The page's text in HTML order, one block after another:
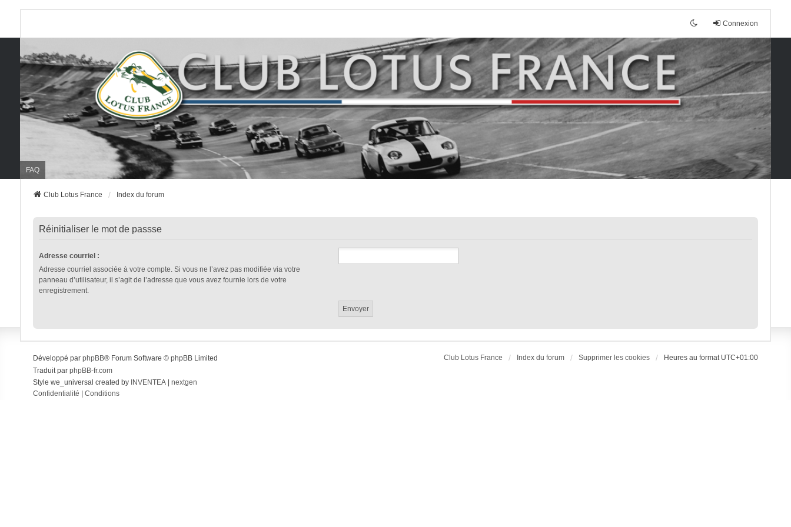
Connexion
FAQ
Club Lotus France Index du forum
Réinitialiser le mot de passse
Adresse courriel :
Adresse courriel associée à votre compte. Si vous ne l’avez pas modifiée via votre
panneau d’utilisateur, il s’agit de l’adresse que vous avez fournie lors de votre
enregistrement.
Club Lotus France Index du forum Supprimer les cookies Heures au format UTC+01:00
Développé par phpBB® Forum Software © phpBB Limited
Traduit par phpBB-fr.com
Style we_universal created by INVENTEA| nextgen
Confidentialité
Conditions